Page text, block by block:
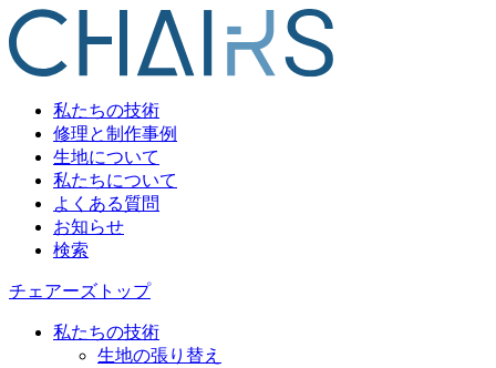
私たちの技術
修理と制作事例
生地について
私たちについて
よくある質問
お知らせ
検索
チェアーズトップ
私たちの技術
生地の張り替え